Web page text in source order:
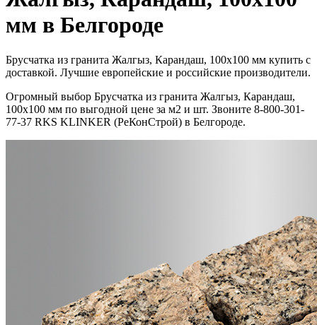
мм в Белгороде
Брусчатка из гранита Жалгыз, Карандаш, 100x100 мм купить с
доставкой. Лучшие европейские и российские производители.
Огромный выбор Брусчатка из гранита Жалгыз, Карандаш,
100x100 мм по выгодной цене за м2 и шт. Звоните 8-800-301-
77-37 RKS KLINKER (РеКонСтрой) в Белгороде.